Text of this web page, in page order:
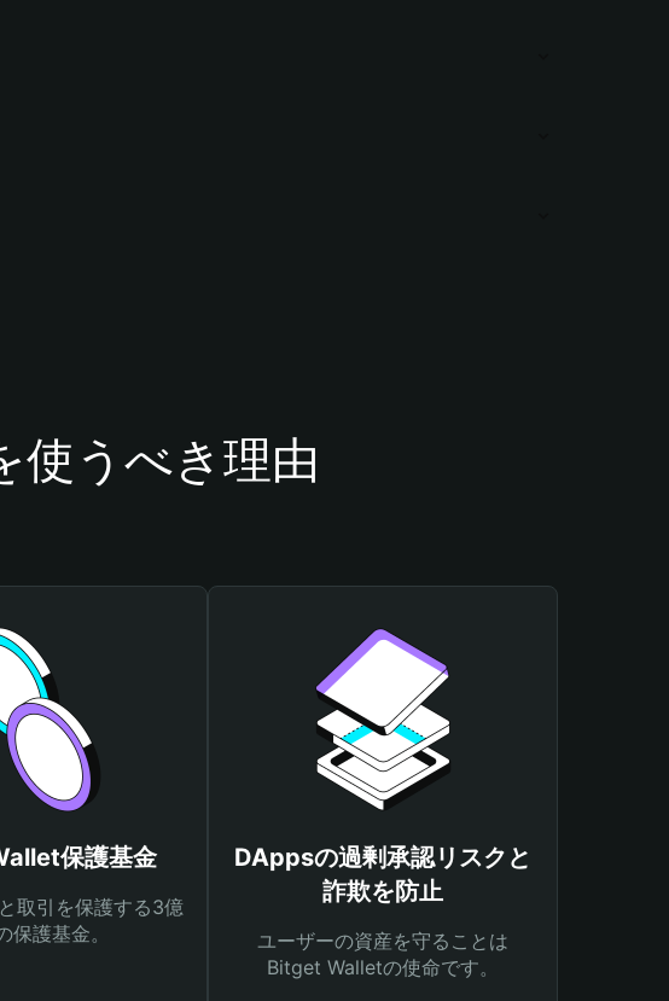
使うべき理由
保護基金
取引を保護する3億
保護基金。
DAppsの過剰承認リスクと
詐欺を防止
ユーザーの資産を守ることは
Bitget Walletの使命です。